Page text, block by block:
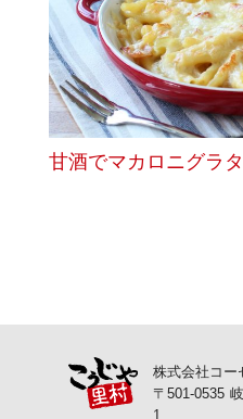
甘酒でマカロニグラ
株式会社コー
〒501-0535
1